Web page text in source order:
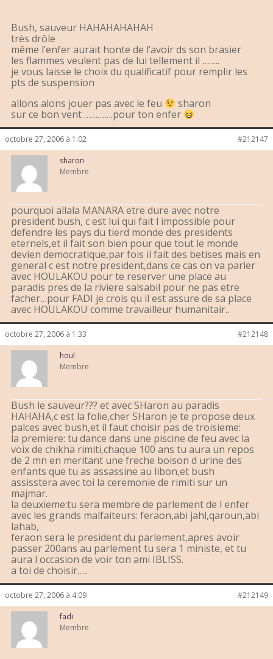
Bush, sauveur HAHAHAHAHAH
très drôle
même l’enfer aurait honte de l’avoir ds son brasier
les flammes veulent pas de lui tellement il ……..
je vous laisse le choix du qualificatif pour remplir les
pts de suspension
allons alons jouer pas avec le feu
sharon
sur ce bon vent ………….pour ton enfer
octobre 27, 2006 à 1:02 #212147
sharon
Membre
pourquoi allala MANARA etre dure avec notre
president bush, c est lui qui fait l impossible pour
defendre les pays du tierd monde des presidents
eternels,et il fait son bien pour que tout le monde
devien democratique,par fois il fait des betises mais en
general c est notre president,dans ce cas on va parler
avec HOULAKOU pour te reserver une place au
paradis pres de la riviere salsabil pour ne pas etre
facher…pour FADI je crois qu il est assure de sa place
avec HOULAKOU comme travailleur humanitair..
octobre 27, 2006 à 1:33 #212148
houl
Membre
Bush le sauveur??? et avec SHaron au paradis
HAHAHA,c est la folie,cher SHaron je te propose deux
palces avec bush,et il faut choisir pas de troisieme:
la premiere: tu dance dans une piscine de feu avec la
voix de chikha rimiti,chaque 100 ans tu aura un repos
de 2 mn en meritant une freche boison d urine des
enfants que tu as assassine au libon,et bush
assisstera avec toi la ceremonie de rimiti sur un
majmar.
la deuxieme:tu sera membre de parlement de l enfer
avec les grands malfaiteurs: feraon,abi jahl,qaroun,abi
lahab,
feraon sera le president du parlement,apres avoir
passer 200ans au parlement tu sera 1 ministe, et tu
aura l occasion de voir ton ami IBLISS.
a toi de choisir…..
octobre 27, 2006 à 4:09 #212149
fadi
Membre